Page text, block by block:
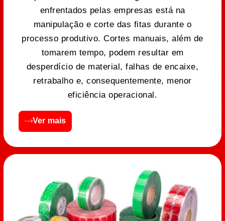
enfrentados pelas empresas está na
manipulação e corte das fitas durante o
processo produtivo. Cortes manuais, além de
tomarem tempo, podem resultar em
desperdício de material, falhas de encaixe,
retrabalho e, consequentemente, menor
eficiência operacional.
Ver mais